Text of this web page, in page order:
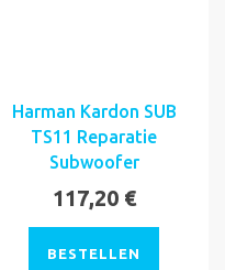
Harman Kardon SUB
TS11 Reparatie
Subwoofer
117,20 €
BESTELLEN